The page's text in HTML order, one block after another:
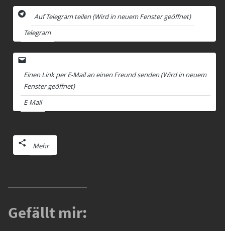
Auf Telegram teilen (Wird in neuem Fenster geöffnet)
Telegram
Einen Link per E-Mail an einen Freund senden (Wird in neuem
Fenster geöffnet)
E-Mail
Mehr
Gefällt mir: